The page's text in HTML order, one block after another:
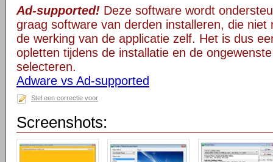
Ad-supported! Deze software wordt
graag software van derden installeren, die niet
de werking van de applicatie zelf. Het is dus
opletten tijdens de installatie en de
selecteren.
Adware vs Ad-supported
Stel een correctie voor
Screenshots: